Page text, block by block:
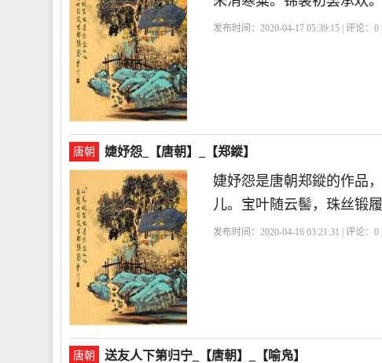
发布时间：2020-04-17 05:39:15 | 评论：0
唐朝 婕妤怨_【唐朝】_【郑鏦】
婕妤怨是唐朝郑鏦的作品
儿。宝叶随云髻，珠丝锻
发布时间：2020-04-16 03:21:31 | 评论：0
唐朝 送友人下第归宁_【唐朝】_【喻凫】